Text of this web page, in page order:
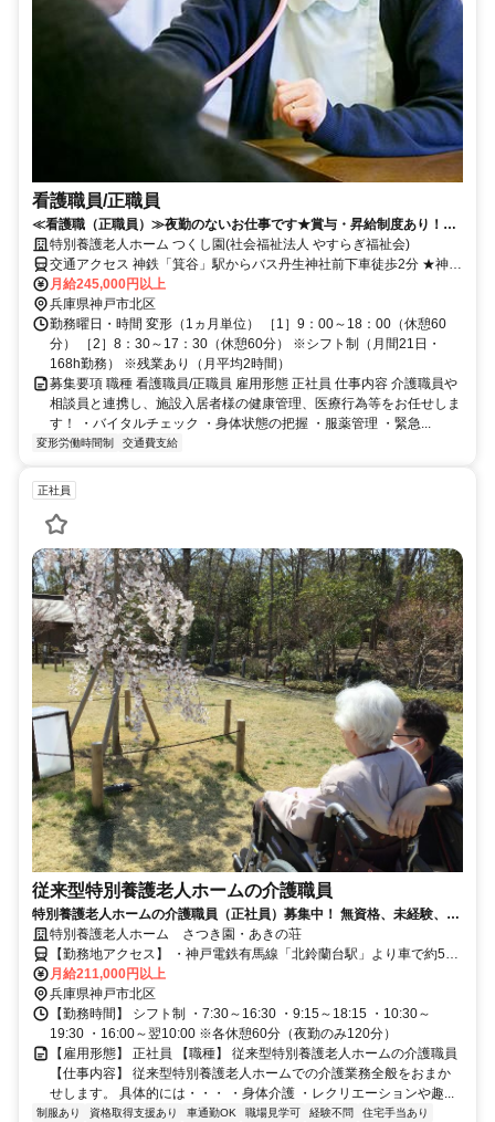
看護職員/正職員
≪看護職（正職員）≫夜勤のないお仕事です★賞与・昇給制度あり！大
規模法人ならではの待遇が魅力です◎
特別養護老人ホーム つくし園(社会福祉法人 やすらぎ福祉会)
交通アクセス 神鉄「箕谷」駅からバス丹生神社前下車徒歩2分 ★神鉄
「箕谷」駅⇔施設間にて、通勤に便利な職員送迎車運行中です ★マ
イカー通勤OK！
月給245,000円以上
兵庫県神戸市北区
勤務曜日・時間 変形（1ヵ月単位） ［1］9：00～18：00（休憩60
分） ［2］8：30～17：30（休憩60分） ※シフト制（月間21日・
168h勤務） ※残業あり（月平均2時間）
募集要項 職種 看護職員/正職員 雇用形態 正社員 仕事内容 介護職員や
相談員と連携し、施設入居者様の健康管理、医療行為等をお任せしま
す！ ・バイタルチェック ・身体状態の把握 ・服薬管理 ・緊急...
変形労働時間制 交通費支給
正社員
従来型特別養護老人ホームの介護職員
特別養護老人ホームの介護職員（正社員）募集中！ 無資格、未経験、ブ
ランクありOK＊資格取得支援制度あり＊
特別養護老人ホーム さつき園・あきの荘
【勤務地アクセス】 ・神戸電鉄有馬線「北鈴蘭台駅」より車で約5分
程度 ・神戸電鉄各線「鈴蘭台駅」より車で約7分程度 ＼「鈴蘭台駅」
月給211,000円以上
兵庫県神戸市北区
【勤務時間】 シフト制 ・7:30～16:30 ・9:15～18:15 ・10:30～
19:30 ・16:00～翌10:00 ※各休憩60分（夜勤のみ120分）
【雇用形態】 正社員 【職種】 従来型特別養護老人ホームの介護職員
【仕事内容】 従来型特別養護老人ホームでの介護業務全般をおまか
せします。 具体的には・・・ ・身体介護 ・レクリエーションや趣...
制服あり 資格取得支援あり 車通勤OK 職場見学可 経験不問
住宅手当あり